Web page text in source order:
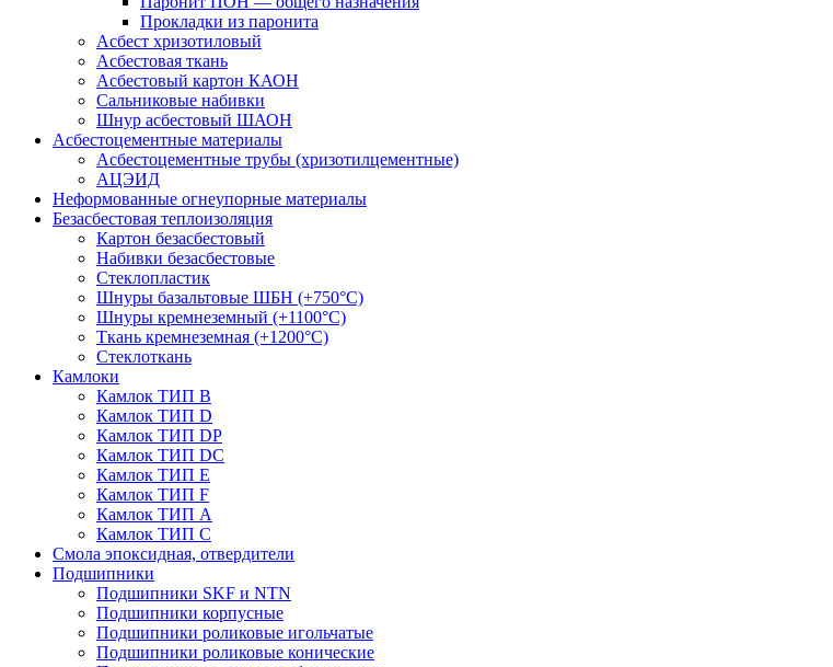
Прокладки из паронита
Асбест хризотиловый
Асбестовая ткань
Асбестовый картон КАОН
Сальниковые набивки
Шнур асбестовый ШАОН
Асбестоцементные материалы
Асбестоцементные трубы (хризотилцементные)
АЦЭИД
Неформованные огнеупорные материалы
Безасбестовая теплоизоляция
Картон безасбестовый
Набивки безасбестовые
Стеклопластик
Шнуры базальтовые ШБН (+750°С)
Шнуры кремнеземный (+1100°С)
Ткань кремнеземная (+1200°С)
Стеклоткань
Камлоки
Камлок ТИП B
Камлок ТИП D
Камлок ТИП DP
Камлок ТИП DС
Камлок ТИП E
Камлок ТИП F
Камлок ТИП А
Камлок ТИП С
Смола эпоксидная, отвердители
Подшипники
Подшипники SKF и NTN
Подшипники корпусные
Подшипники роликовые игольчатые
Подшипники роликовые конические